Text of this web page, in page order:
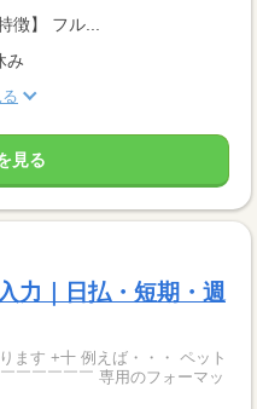
徴】 フル...
み
見る
力｜日払・短期・週
・・・ ペット
￣￣￣￣￣ 専用のフォーマッ